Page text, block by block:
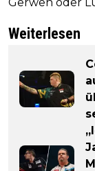
Weiterlesen